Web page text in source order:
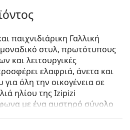
παιχνιδιάρικη Γαλλική
στυλ, πρωτότυπους
και λειτουργικές
ελαφριά, άνετα και
όλη την οικογένεια σε
ηλίου της Izipizi
με ένα αυστηρό σύνολο
δεν περιλαμβάνει BPA